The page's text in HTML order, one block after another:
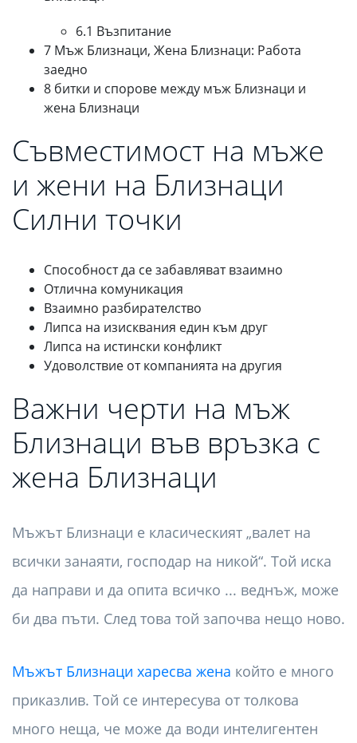
6.1 Възпитание
7 Мъж Близнаци, Жена Близнаци: Работа
заедно
8 битки и спорове между мъж Близнаци и
жена Близнаци
Съвместимост на мъже
и жени на Близнаци
Силни точки
Способност да се забавляват взаимно
Отлична комуникация
Взаимно разбирателство
Липса на изисквания един към друг
Липса на истински конфликт
Удоволствие от компанията на другия
Важни черти на мъж
Близнаци във връзка с
жена Близнаци
Мъжът Близнаци е класическият „валет на
всички занаяти, господар на никой“. Той иска
да направи и да опита всичко ... веднъж, може
би два пъти. След това той започва нещо ново.
Мъжът Близнаци харесва жена който е много
приказлив. Той се интересува от толкова
много неща, че може да води интелигентен